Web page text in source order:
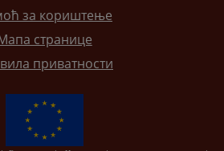
за кориштење
странице
приватности